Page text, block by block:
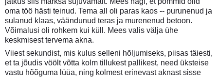
oma töö hästi teinud. Tema all oli paras kaos -- purunenud ja
sulanud klaas, väändunud teras ja murenenud betoon.
Võimalusi oli rohkem kui küll. Mees valis välja ühe
keskmisest tervema akna.
Viiest sekundist, mis kulus selleni hõljumiseks, piisas täiesti,
et ta jõudis vöölt võtta kolm tillukest pallikest, need üksteise
vastu hõõguma lüüa, ning kolmest erinevast aknast sisse